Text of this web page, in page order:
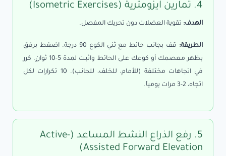
4. تمارين آيزومترية (Isometric Exercises)
الهدف: تقوية العضلات دون تحريك المفصل.
الطريقة:
قف بجانب حائط مع ثني الكوع 90 درجة. اضغط برفق
بظهر معصمك أو كوعك على الحائط واثبت لمدة 5-10 ثوانٍ. كرر
في اتجاهات مختلفة (للأمام، للخلف، للجانب). 10 تكرارات لكل
اتجاه، 2-3 مرات يومياً.
5. رفع الذراع النشط المساعد (Active-
Assisted Forward Elevation)